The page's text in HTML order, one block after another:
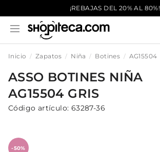
¡REBAJAS DEL 20% AL 80%!
Inicio Zapatos Niña Botines AG15504
ASSO BOTINES NIÑA
AG15504 GRIS
Código artículo: 63287-36
-50%